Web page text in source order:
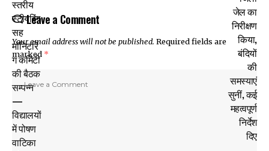
Leave a Comment
Your email address will not be published. Required fields are
marked *